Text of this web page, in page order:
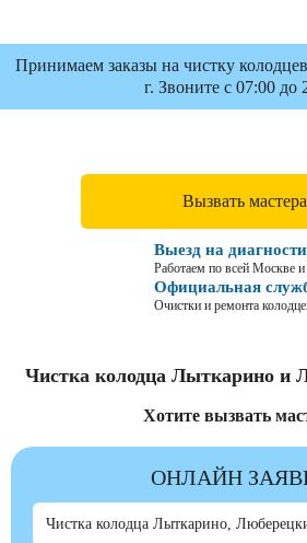
Принимаем заказы на чистку
г. Звоните с 07:00 до
Вызвать мастера
Выезд на
Работаем по всей Москве
Официальная
Очистки и ремонта
Чистка колодца Лыткарино и
Хотите вызвать
ОНЛАЙН